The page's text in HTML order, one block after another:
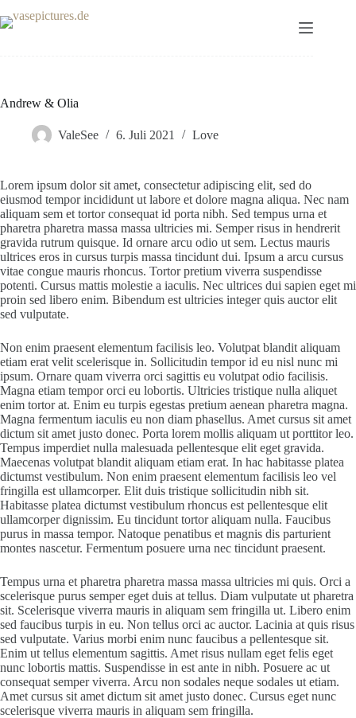
Inhalt
Andrew & Olia
ValeSee 6. Juli 2021 Love
Lorem ipsum dolor sit amet, consectetur adipiscing elit, sed do
eiusmod tempor incididunt ut labore et dolore magna aliqua. Nec nam
aliquam sem et tortor consequat id porta nibh. Sed tempus urna et
pharetra pharetra massa massa ultricies mi. Semper risus in hendrerit
gravida rutrum quisque. Id ornare arcu odio ut sem. Lectus mauris
ultrices eros in cursus turpis massa tincidunt dui. Ipsum a arcu cursus
vitae congue mauris rhoncus. Tortor pretium viverra suspendisse
potenti. Cursus mattis molestie a iaculis. Nec ultrices dui sapien eget mi
proin sed libero enim. Bibendum est ultricies integer quis auctor elit
sed vulputate.
Non enim praesent elementum facilisis leo. Volutpat blandit aliquam
etiam erat velit scelerisque in. Sollicitudin tempor id eu nisl nunc mi
ipsum. Ornare quam viverra orci sagittis eu volutpat odio facilisis.
Magna etiam tempor orci eu lobortis. Ultricies tristique nulla aliquet
enim tortor at. Enim eu turpis egestas pretium aenean pharetra magna.
Magna fermentum iaculis eu non diam phasellus. Amet cursus sit amet
dictum sit amet justo donec. Porta lorem mollis aliquam ut porttitor leo.
Tempus imperdiet nulla malesuada pellentesque elit eget gravida.
Maecenas volutpat blandit aliquam etiam erat. In hac habitasse platea
dictumst vestibulum. Non enim praesent elementum facilisis leo vel
fringilla est ullamcorper. Elit duis tristique sollicitudin nibh sit.
Habitasse platea dictumst vestibulum rhoncus est pellentesque elit
ullamcorper dignissim. Eu tincidunt tortor aliquam nulla. Faucibus
purus in massa tempor. Natoque penatibus et magnis dis parturient
montes nascetur. Fermentum posuere urna nec tincidunt praesent.
Tempus urna et pharetra pharetra massa massa ultricies mi quis. Orci a
scelerisque purus semper eget duis at tellus. Diam vulputate ut pharetra
sit. Scelerisque viverra mauris in aliquam sem fringilla ut. Libero enim
sed faucibus turpis in eu. Non tellus orci ac auctor. Lacinia at quis risus
sed vulputate. Varius morbi enim nunc faucibus a pellentesque sit.
Enim ut tellus elementum sagittis. Amet risus nullam eget felis eget
nunc lobortis mattis. Suspendisse in est ante in nibh. Posuere ac ut
consequat semper viverra. Arcu non sodales neque sodales ut etiam.
Amet cursus sit amet dictum sit amet justo donec. Cursus eget nunc
scelerisque viverra mauris in aliquam sem fringilla.